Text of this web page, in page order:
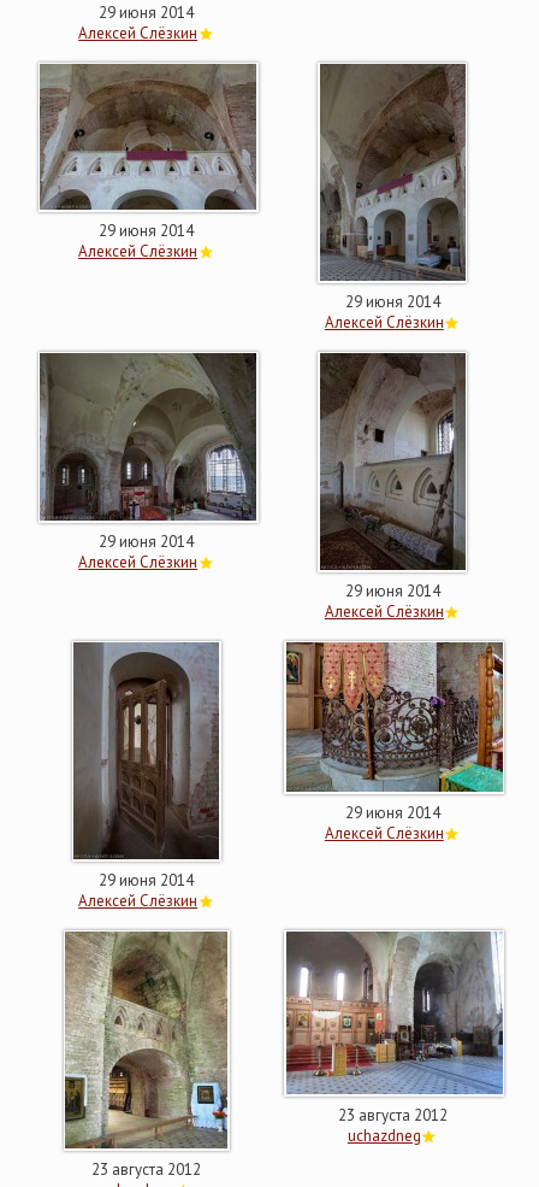
29 июня 2014
Алексей Слёзкин
29 июня 2014
Алексей Слёзкин
29 июня 2014
Алексей Слёзкин
29 июня 2014
Алексей Слёзкин
29 июня 2014
Алексей Слёзкин
29 июня 2014
Алексей Слёзкин
29 июня 2014
Алексей Слёзкин
23 августа 2012
23 августа 2012
uchazdneg